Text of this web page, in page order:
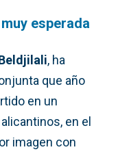
esperada
, ha
que año
en un
en el
imagen con